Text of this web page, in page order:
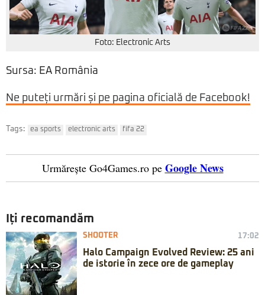
Foto: Electronic Arts
Sursa: EA România
Ne puteți urmări și pe pagina oficială de Facebook!
Tags: ea sports electronic arts fifa 22
Urmărește Go4Games.ro pe Google News
Iți recomandăm
SHOOTER 17:02
Halo Campaign Evolved Review: 25 ani
de istorie în zece ore de gameplay